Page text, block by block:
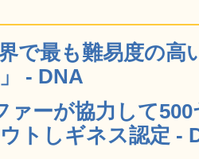
で最も難易度の高
- DNA
ァーが協力して
トしギネス認定 -